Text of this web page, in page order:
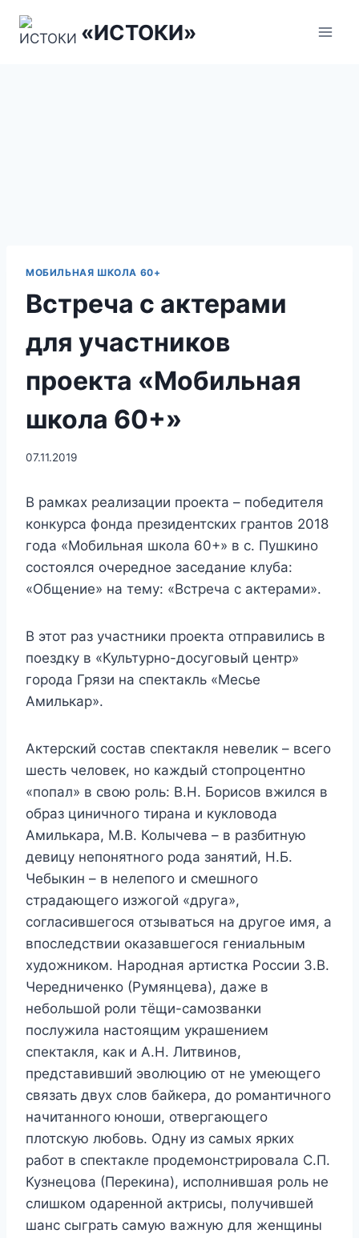
«ИСТОКИ»
МОБИЛЬНАЯ ШКОЛА 60+
Встреча с актерами
для участников
проекта «Мобильная
школа 60+»
07.11.2019
В рамках реализации проекта – победителя
конкурса фонда президентских грантов 2018
года «Мобильная школа 60+» в с. Пушкино
состоялся очередное заседание клуба:
«Общение» на тему: «Встреча с актерами».
В этот раз участники проекта отправились в
поездку в «Культурно-досуговый центр»
города Грязи на спектакль «Месье
Амилькар».
Актерский состав спектакля невелик – всего
шесть человек, но каждый стопроцентно
«попал» в свою роль: В.Н. Борисов вжился в
образ циничного тирана и кукловода
Амилькара, М.В. Колычева – в разбитную
девицу непонятного рода занятий, Н.Б.
Чебыкин – в нелепого и смешного
страдающего изжогой «друга»,
согласившегося отзываться на другое имя, а
впоследствии оказавшегося гениальным
художником. Народная артистка России З.В.
Чередниченко (Румянцева), даже в
небольшой роли тёщи-самозванки
послужила настоящим украшением
спектакля, как и А.Н. Литвинов,
представивший эволюцию от не умеющего
связать двух слов байкера, до романтичного
начитанного юноши, отвергающего
плотскую любовь. Одну из самых ярких
работ в спектакле продемонстрировала С.П.
Кузнецова (Перекина), исполнившая роль не
слишком одаренной актрисы, получившей
шанс сыграть самую важную для женщины